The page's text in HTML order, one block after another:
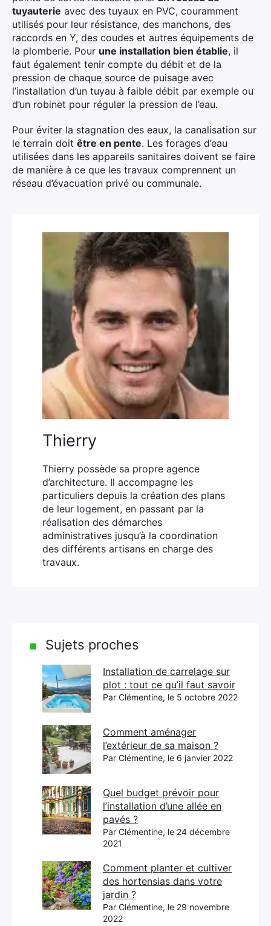
tuyauterie avec des tuyaux en PVC, couramment
utilisés pour leur résistance, des manchons, des
raccords en Y, des coudes et autres équipements de
la plomberie. Pour une installation bien établie, il
faut également tenir compte du débit et de la
pression de chaque source de puisage avec
l’installation d’un tuyau à faible débit par exemple ou
d’un robinet pour réguler la pression de l’eau.
Pour éviter la stagnation des eaux, la canalisation sur
le terrain doit être en pente. Les forages d’eau
utilisées dans les appareils sanitaires doivent se faire
de manière à ce que les travaux comprennent un
réseau d’évacuation privé ou communale.
Thierry
Thierry possède sa propre agence
d’architecture. Il accompagne les
particuliers depuis la création des plans
de leur logement, en passant par la
réalisation des démarches
administratives jusqu’à la coordination
des différents artisans en charge des
travaux.
Sujets proches
Installation de carrelage sur
plot : tout ce qu’il faut savoir
Par Clémentine, le 5 octobre 2022
Comment aménager
l’extérieur de sa maison ?
Par Clémentine, le 6 janvier 2022
Quel budget prévoir pour
l’installation d’une allée en
pavés ?
Par Clémentine, le 24 décembre
2021
Comment planter et cultiver
des hortensias dans votre
jardin ?
Par Clémentine, le 29 novembre
2022
×
Rechercher
: